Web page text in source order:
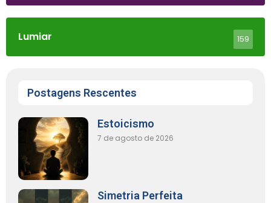
Lumiar 159
Postagens Rescentes
Estoicismo
7 de agosto de 2026
Simetria Perfeita